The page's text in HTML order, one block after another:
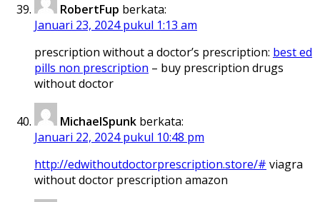
RobertFup berkata:
Januari 23, 2024 pukul 1:13 am
prescription without a doctor’s prescription: best ed
pills non prescription – buy prescription drugs
without doctor
MichaelSpunk berkata:
Januari 22, 2024 pukul 10:48 pm
http://edwithoutdoctorprescription.store/# viagra
without doctor prescription amazon